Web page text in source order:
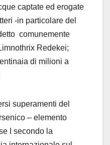
captate ed erogate
-in particolare del
comunemente
Redekei;
di milioni a
superamenti del
– elemento
I secondo la